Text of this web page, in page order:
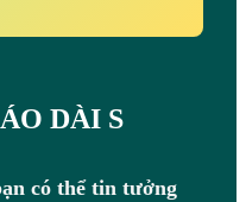
DÀI S
có thể tin tưởng